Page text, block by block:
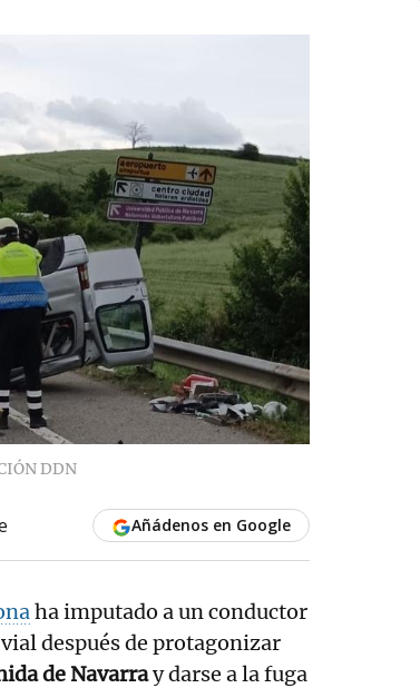
DDN
Añádenos en Google
ha imputado a un conductor
después de protagonizar
de Navarray darse a la fuga